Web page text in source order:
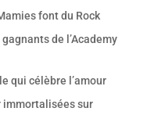
font du Rock
de l’Academy
qui célèbre l’amour
immortalisées sur